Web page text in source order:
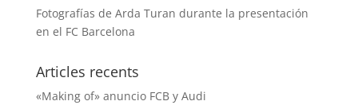
Fotografías de Arda Turan durante la presentación
en el FC Barcelona
Articles recents
«Making of» anuncio FCB y Audi